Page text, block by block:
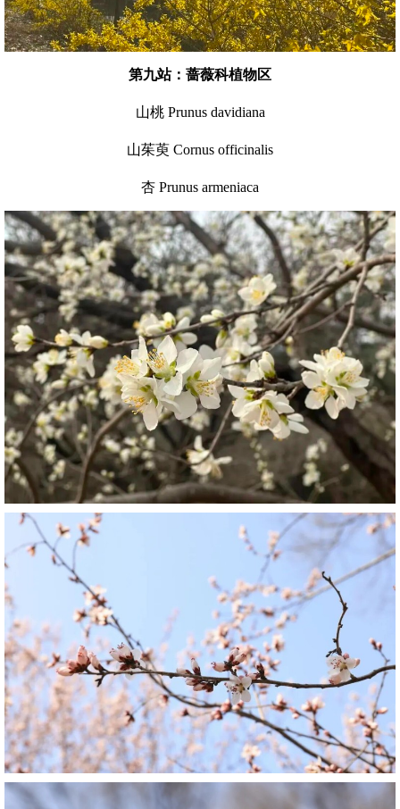
第九站：蔷薇科植物区
山桃 Prunus davidiana
山茱萸 Cornus officinalis
杏 Prunus armeniaca